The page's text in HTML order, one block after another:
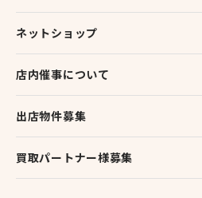
ネットショップ
店内催事について
出店物件募集
買取パートナー様募集